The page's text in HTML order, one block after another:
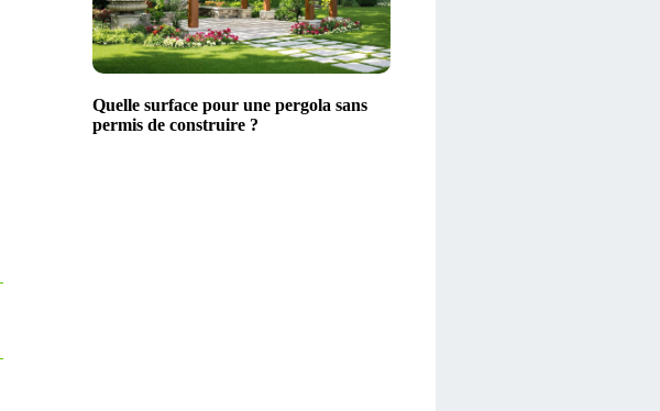
Quelle surface pour une pergola sans
permis de construire ?